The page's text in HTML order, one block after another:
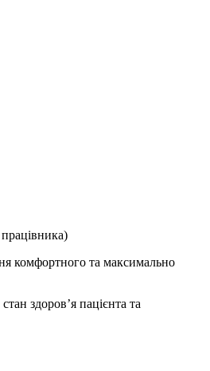
працівника)
комфортного та максимально
здоров’я пацієнта та